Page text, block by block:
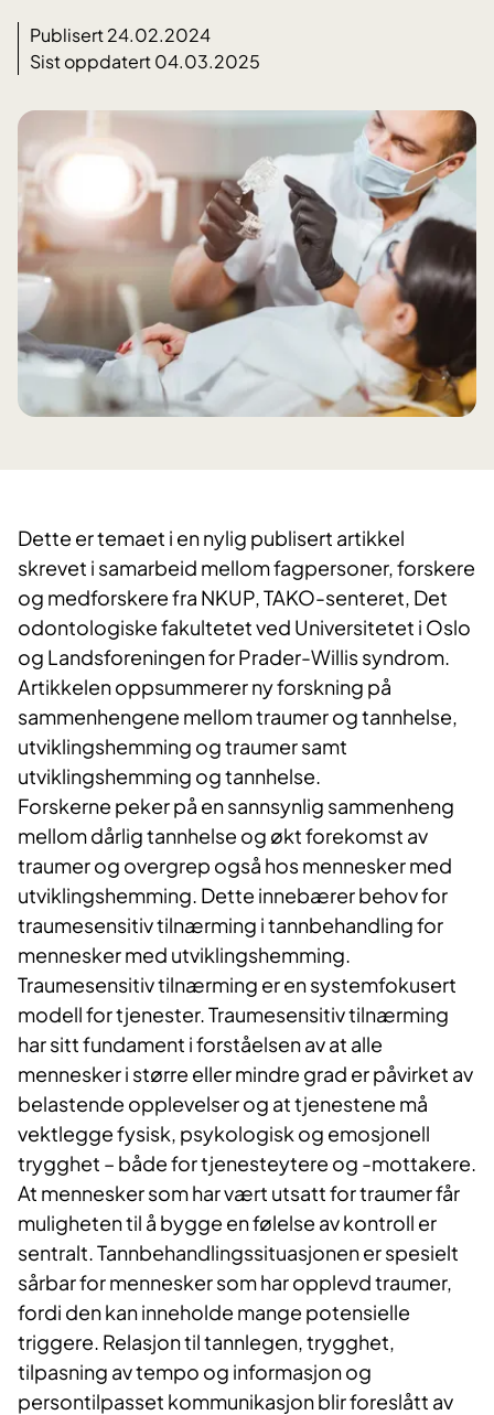
Publisert 24.02.2024
Sist oppdatert 04.03.2025
Dette er temaet i en nylig publisert artikkel
skrevet i samarbeid mellom fagpersoner, forskere
og medforskere fra NKUP, TAKO-senteret, Det
odontologiske fakultetet ved Universitetet i Oslo
og Landsforeningen for Prader-Willis syndrom.
Artikkelen oppsummerer ny forskning på
sammenhengene mellom traumer og tannhelse,
utviklingshemming og traumer samt
utviklingshemming og tannhelse.
Forskerne peker på en sannsynlig sammenheng
mellom dårlig tannhelse og økt forekomst av
traumer og overgrep også hos mennesker med
utviklingshemming. Dette innebærer behov for
traumesensitiv tilnærming i tannbehandling for
mennesker med utviklingshemming.
Traumesensitiv tilnærming er en systemfokusert
modell for tjenester. Traumesensitiv tilnærming
har sitt fundament i forståelsen av at alle
mennesker i større eller mindre grad er påvirket av
belastende opplevelser og at tjenestene må
vektlegge fysisk, psykologisk og emosjonell
trygghet – både for tjenesteytere og -mottakere.
At mennesker som har vært utsatt for traumer får
muligheten til å bygge en følelse av kontroll er
sentralt. Tannbehandlingssituasjonen er spesielt
sårbar for mennesker som har opplevd traumer,
fordi den kan inneholde mange potensielle
triggere. Relasjon til tannlegen, trygghet,
tilpasning av tempo og informasjon og
persontilpasset kommunikasjon blir foreslått av